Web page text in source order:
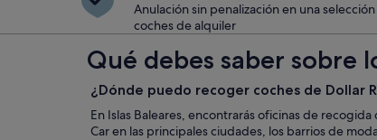
Anulación sin penalización en una
coches de alquiler
Qué debes saber sobre
¿Dónde puedo recoger coches de Dollar
En Islas Baleares, encontrarás oficinas de
Car en las principales ciudades, los barrios de